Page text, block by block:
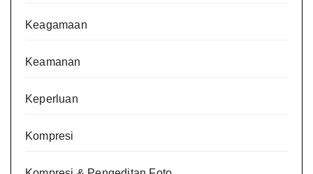
Keagamaan
Keamanan
Keperluan
Kompresi